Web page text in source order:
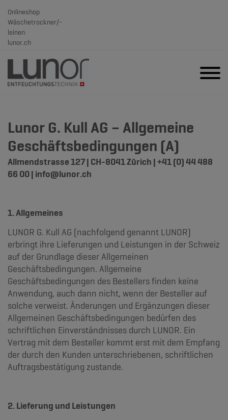
Onlineshop
Wäschetrockner/-
leinen
lunor.ch
Lunor G. Kull AG – Allgemeine
Geschäftsbedingungen (A)
Allmendstrasse 127 | CH-8041 Zürich | +41 (0) 44 488
66 00 | info@lunor.ch
1. Allgemeines
LUNOR G. Kull AG (nachfolgend genannt LUNOR)
erbringt ihre Lieferungen und Leistungen in der Schweiz
auf der Grundlage dieser Allgemeinen
Geschäftsbedingungen. Allgemeine
Geschäftsbedingungen des Bestellers finden keine
Anwendung, auch dann nicht, wenn der Besteller auf
solche verweist. Änderungen und Ergänzungen dieser
Allgemeinen Geschäftsbedingungen bedürfen des
schriftlichen Einverständnisses durch LUNOR. Ein
Vertrag mit dem Besteller kommt erst mit dem Empfang
der durch den Kunden unterschriebenen, schriftlichen
Auftragsbestätigung zustande.
2. Lieferung und Leistungen